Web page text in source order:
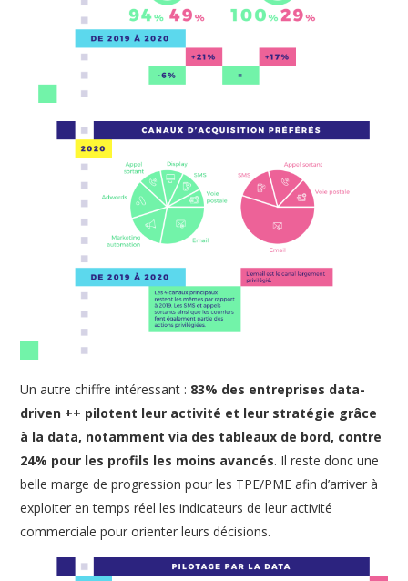
Un autre chiffre intéressant : 83% des entreprises data-
driven ++ pilotent leur activité et leur stratégie grâce
à la data, notamment via des tableaux de bord, contre
24% pour les profils les moins avancés. Il reste donc une
belle marge de progression pour les TPE/PME afin d’arriver à
exploiter en temps réel les indicateurs de leur activité
commerciale pour orienter leurs décisions.